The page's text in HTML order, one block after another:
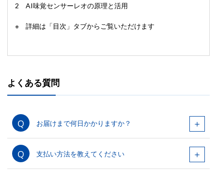
2 AI味覚センサーレオの原理と活用
※ 詳細は「目次」タブからご覧いただけます
よくある質問
お届けまで何日かかりますか？
支払い方法を教えてください